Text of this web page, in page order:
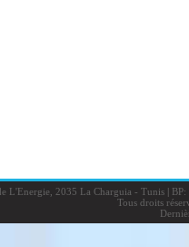
L'Energie, 2035 La Charguia - Tunis |BP:
Tous droits